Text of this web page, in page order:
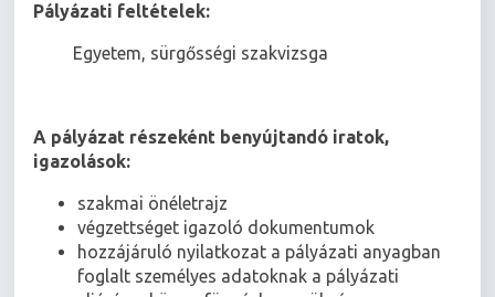
Pályázati feltételek:
 Egyetem, sürgősségi szakvizsga
A pályázat részeként benyújtandó iratok,
igazolások:
szakmai önéletrajz
végzettséget igazoló dokumentumok
hozzájáruló nyilatkozat a pályázati anyagban
foglalt személyes adatoknak a pályázati